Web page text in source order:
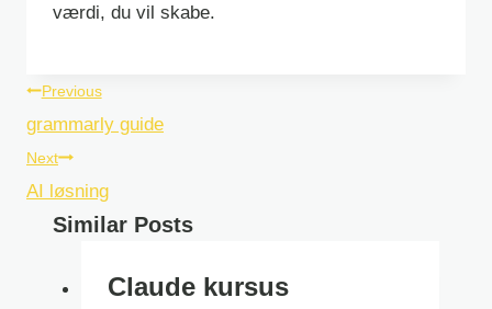
værdi, du vil skabe.
Post
navigation
Previous
grammarly guide
Next
AI løsning
Similar Posts
Claude kursus